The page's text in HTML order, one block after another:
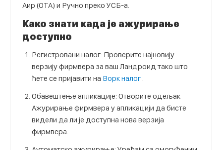
Аир (ОТА) и Ручно преко УСБ-а.
Како знати када је ажурирање
доступно
Регистровани налог: Проверите најновију
верзију фирмвера за ваш Ландроид тако што
ћете се пријавити на Ворк налог .
Обавештење апликације: Отворите одељак
Ажурирање фирмвера у апликацији да бисте
видели да ли је доступна нова верзија
фирмвера.